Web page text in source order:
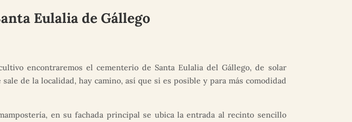
Eulalia de Gállego
encontraremos el cementerio de Santa Eulalia del Gállego, de solar
de la localidad, hay camino, así que si es posible y para más comodidad
en su fachada principal se ubica la entrada al recinto sencillo